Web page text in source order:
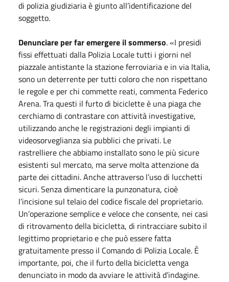
di polizia giudiziaria è giunto all’identificazione del
soggetto.
Denunciare per far emergere il sommerso. «I presidi
fissi effettuati dalla Polizia Locale tutti i giorni nel
piazzale antistante la stazione ferroviaria e in via Italia,
sono un deterrente per tutti coloro che non rispettano
le regole e per chi commette reati, commenta Federico
Arena. Tra questi il furto di biciclette è una piaga che
cerchiamo di contrastare con attività investigative,
utilizzando anche le registrazioni degli impianti di
videosorveglianza sia pubblici che privati. Le
rastrelliere che abbiamo installato sono le più sicure
esistenti sul mercato, ma serve molta attenzione da
parte dei cittadini. Anche attraverso l’uso di lucchetti
sicuri. Senza dimenticare la punzonatura, cioè
l’incisione sul telaio del codice fiscale del proprietario.
Un’operazione semplice e veloce che consente, nei casi
di ritrovamento della bicicletta, di rintracciare subito il
legittimo proprietario e che può essere fatta
gratuitamente presso il Comando di Polizia Locale. È
importante, poi, che il furto della bicicletta venga
denunciato in modo da avviare le attività d’indagine.